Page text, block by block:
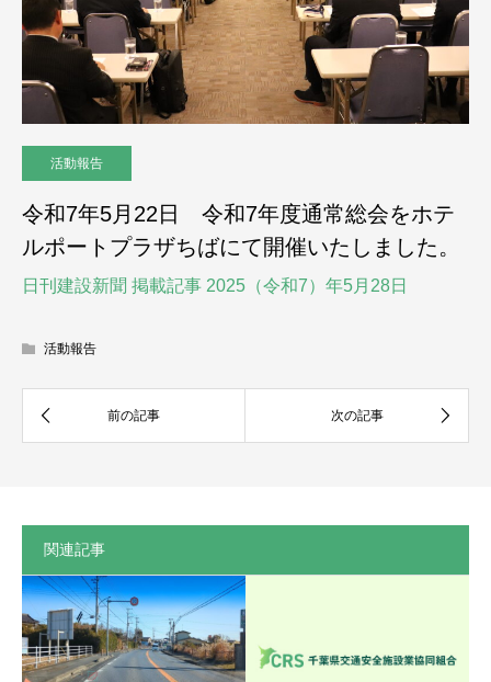
活動報告
令和7年5月22日 令和7年度通常総会をホテ
ルポートプラザちばにて開催いたしました。
日刊建設新聞 掲載記事 2025（令和7）年5月28日
活動報告
関連記事